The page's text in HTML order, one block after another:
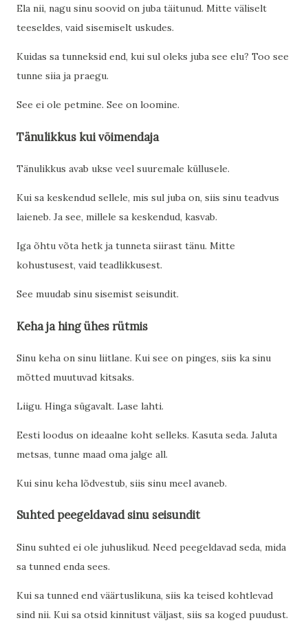
Ela nii, nagu sinu soovid on juba täitunud. Mitte väliselt
teeseldes, vaid sisemiselt uskudes.
Kuidas sa tunneksid end, kui sul oleks juba see elu? Too see
tunne siia ja praegu.
See ei ole petmine. See on loomine.
Tänulikkus kui võimendaja
Tänulikkus avab ukse veel suuremale küllusele.
Kui sa keskendud sellele, mis sul juba on, siis sinu teadvus
laieneb. Ja see, millele sa keskendud, kasvab.
Iga õhtu võta hetk ja tunneta siirast tänu. Mitte
kohustusest, vaid teadlikkusest.
See muudab sinu sisemist seisundit.
Keha ja hing ühes rütmis
Sinu keha on sinu liitlane. Kui see on pinges, siis ka sinu
mõtted muutuvad kitsaks.
Liigu. Hinga sügavalt. Lase lahti.
Eesti loodus on ideaalne koht selleks. Kasuta seda. Jaluta
metsas, tunne maad oma jalge all.
Kui sinu keha lõdvestub, siis sinu meel avaneb.
Suhted peegeldavad sinu seisundit
Sinu suhted ei ole juhuslikud. Need peegeldavad seda, mida
sa tunned enda sees.
Kui sa tunned end väärtuslikuna, siis ka teised kohtlevad
sind nii. Kui sa otsid kinnitust väljast, siis sa koged puudust.